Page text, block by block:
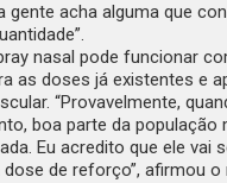
gente acha alguma que
nasal pode funcionar
as doses já existentes e
“Provavelmente,
boa parte da população
Eu acredito que ele vai
de reforço”, afirmou o